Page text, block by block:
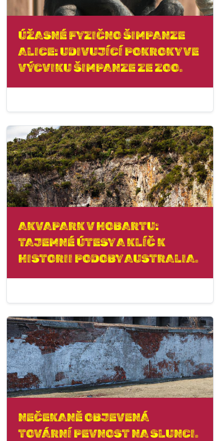
ÚŽASNÉ FYZIČNO ŠIMPANZE
ALICE: UDIVUJÍCÍ POKROKY VE
VÝCVIKU ŠIMPANZE ZE ZOO.
AKVAPARK V HOBARTU:
TAJEMNÉ ÚTESY A KLÍČ K
HISTORII PODOBY AUSTRALIA.
NEČEKANĚ OBJEVENÁ
TOVÁRNÍ PEVNOST NA SLUNCI.